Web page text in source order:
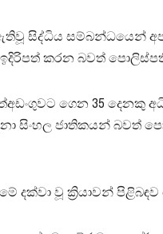
ඇතිවූ සිද්ධිය සම්බන්ධයෙන්
කරන බවත්
ගෙන 35 දෙනකු
සිංහල ජාතිකයන් බවත්
දක්‌වා වූ ක්‍රියාවන්